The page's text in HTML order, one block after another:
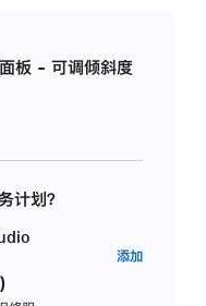
板 - 可调倾斜度
划？
添加